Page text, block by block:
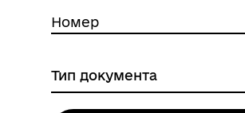
Номер